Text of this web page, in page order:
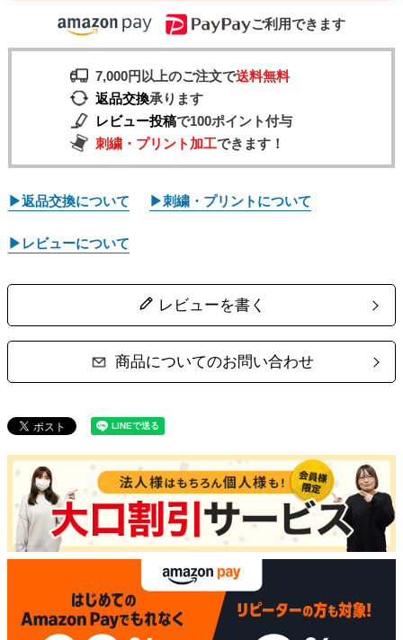
ご利用できます
7,000円以上のご注文で送料無料
返品交換承ります
レビュー投稿で100ポイント付与
刺繍・プリント加工できます！
▶返品交換について ▶刺繍・プリントについて
▶レビューについて
レビューを書く
商品についてのお問い合わせ